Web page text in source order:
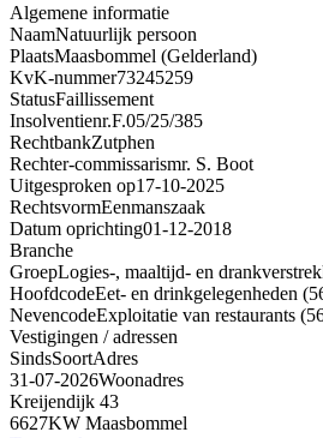
Algemene informatie
NaamNatuurlijk persoon
PlaatsMaasbommel (Gelderland)
KvK-nummer73245259
StatusFaillissement
Insolventienr.F.05/25/385
RechtbankZutphen
Rechter-commissarismr. S. Boot
Uitgesproken op17-10-2025
RechtsvormEenmanszaak
Datum oprichting01-12-2018
Branche
GroepLogies-, maaltijd- en
HoofdcodeEet- en drinkgelegenheden
NevencodeExploitatie van restaurants
Vestigingen / adressen
SindsSoortAdres
31-07-2026Woonadres
Kreijendijk 43
6627KW Maasbommel